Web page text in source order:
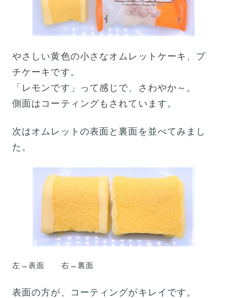
やさしい黄色の小さなオムレットケーキ、プ
チケーキです。
「レモンです」って感じで、さわやか～。
側面はコーティングもされています。
次はオムレットの表面と裏面を並べてみまし
た。
左→表面 右→裏面
表面の方が、コーティングがキレイです。